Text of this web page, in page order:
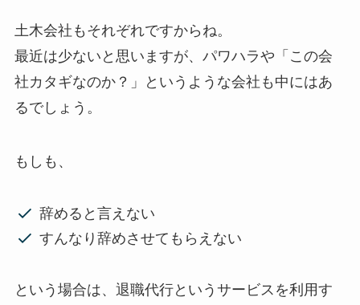
土木会社もそれぞれですからね。
最近は少ないと思いますが、パワハラや「この会
社カタギなのか？」というような会社も中にはあ
るでしょう。
もしも、
辞めると言えない
すんなり辞めさせてもらえない
という場合は、退職代行というサービスを利用す